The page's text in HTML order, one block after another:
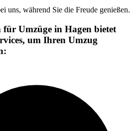
uns, während Sie die Freude genießen.
für Umzüge in Hagen bietet
um Ihren Umzug